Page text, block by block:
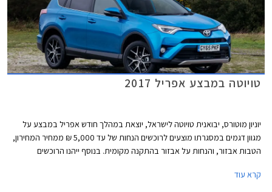
טויוטה במבצע אפריל 2017
יוניון מוטורס, יבואנית טויוטה לישראל, יוצאת במהלך חודש אפריל במבצע על
מגוון דגמים במסגרתו מוצעים לרוכשים הנחות של עד 5,000 ₪ ממחיר המחירון,
הטבות אבזור, והנחות על אבזור בהתקנה מקומית. בנוסף ייהנו הרוכשים
הדגמים המשתתפים במבצע.
קרא עוד